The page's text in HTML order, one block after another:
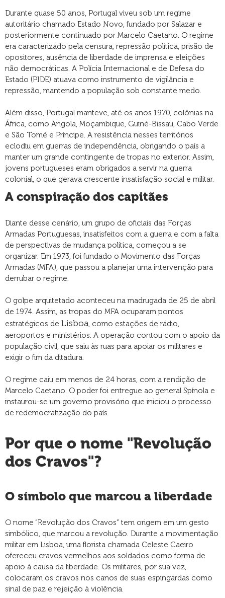
Durante quase 50 anos, Portugal viveu sob um regime
autoritário chamado Estado Novo, fundado por Salazar e
posteriormente continuado por Marcelo Caetano. O regime
era caracterizado pela censura, repressão política, prisão de
opositores, ausência de liberdade de imprensa e eleições
não democráticas. A Polícia Internacional e de Defesa do
Estado (PIDE) atuava como instrumento de vigilância e
repressão, mantendo a população sob constante medo.
Além disso, Portugal manteve, até os anos 1970, colônias na
África, como Angola, Moçambique, Guiné-Bissau, Cabo Verde
e São Tomé e Príncipe. A resistência nesses territórios
eclodiu em guerras de independência, obrigando o país a
manter um grande contingente de tropas no exterior. Assim,
jovens portugueses eram obrigados a servir na guerra
colonial, o que gerava crescente insatisfação social e militar.
A conspiração dos capitães
Diante desse cenário, um grupo de oficiais das Forças
Armadas Portuguesas, insatisfeitos com a guerra e com a falta
de perspectivas de mudança política, começou a se
organizar. Em 1973, foi fundado o Movimento das Forças
Armadas (MFA), que passou a planejar uma intervenção para
derrubar o regime.
O golpe arquitetado aconteceu na madrugada de 25 de abril
de 1974. Assim, as tropas do MFA ocuparam pontos
estratégicos de Lisboa, como estações de rádio,
aeroportos e ministérios. A operação contou com o apoio da
população civil, que saiu às ruas para apoiar os militares e
exigir o fim da ditadura.
O regime caiu em menos de 24 horas, com a rendição de
Marcelo Caetano. O poder foi entregue ao general Spínola e
instaurou-se um governo provisório que iniciou o processo
de redemocratização do país.
Por que o nome "Revolução
dos Cravos"?
O símbolo que marcou a liberdade
O nome “Revolução dos Cravos” tem origem em um gesto
simbólico, que marcou a revolução. Durante a movimentação
militar em Lisboa, uma florista chamada Celeste Caeiro
ofereceu cravos vermelhos aos soldados como forma de
apoio à causa da liberdade. Os militares, por sua vez,
colocaram os cravos nos canos de suas espingardas como
sinal de paz e rejeição à violência.